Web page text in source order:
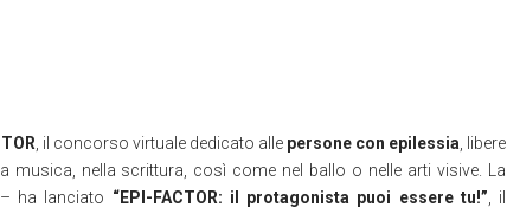
, il concorso virtuale dedicato alle persone con epilessia , libere
musica, nella scrittura, così come nel ballo o nelle arti visive. La
ha lanciato “EPI-FACTOR: il protagonista puoi essere tu!” , il